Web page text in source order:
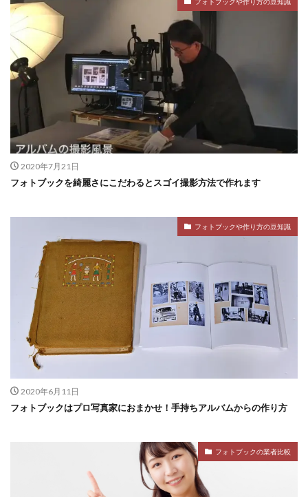
2020年7月21日
フォトブックを綺麗さにこだわるとスゴイ撮影方法で作れます
フォトブックや作り方の豆知識
2020年6月11日
フォトブックはプロ写真家におまかせ！手持ちアルバムからの作り方
フォトブックの業者比較